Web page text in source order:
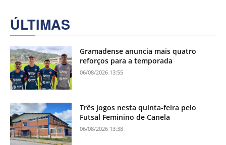
ÚLTIMAS
Gramadense anuncia mais quatro
reforços para a temporada
06/08/2026 13:55
Três jogos nesta quinta-feira pelo
Futsal Feminino de Canela
06/08/2026 13:38